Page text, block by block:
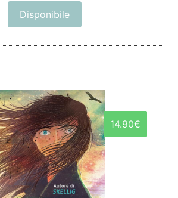
Disponibile
14.90€